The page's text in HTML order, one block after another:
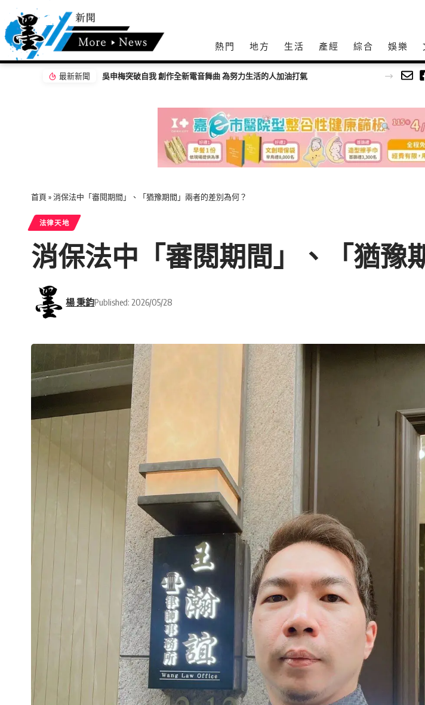
熱門 地方 生活 產經 綜合 娛樂
最新新聞 吳申梅突破自我 創作全新電音舞曲 為努力生活的人加油打氣
首頁 »消保法中「審閱期間」、「猶豫期間」兩者的差別為何？
法律天地
消保法中「審閱期間」、「猶豫
楊 秉鈞Published: 2026/05/28